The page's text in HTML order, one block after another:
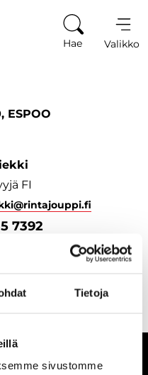
Tietoja
sivustomme
Hae Valikko
ESPOO
FI
@rintajouppi.fi
7392